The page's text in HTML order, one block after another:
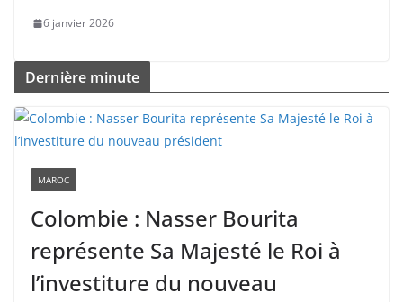
6 janvier 2026
Dernière minute
MAROC
Colombie : Nasser Bourita
représente Sa Majesté le Roi à
l’investiture du nouveau